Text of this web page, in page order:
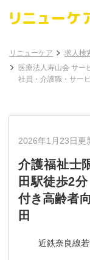
リニューケア 求人検
医療法人寿山会 サー
社員・介護職・サー
2026年1月23日更
介護福祉士
田駅徒歩2
付き高齢者
田
近鉄奈良線